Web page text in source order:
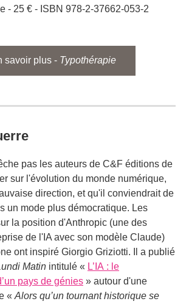
- 25 € - ISBN 978-2-37662-053-2
savoir plus - Typothérapie
pas les auteurs de C&F éditions de
sur l'évolution du monde numérique,
direction, et qu'il conviendrait de
un mode plus démocratique. Les
la position d'Anthropic (une des
de l'IA avec son modèle Claude)
ont inspiré Giorgio Griziotti. Il a publié
Matin intitulé « L’IA : le
pays de génies » autour d'une
« Alors qu’un tournant historique se